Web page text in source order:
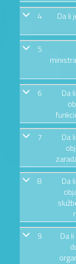
4
Da li
5
6
Da
7
Da
8
Da
9
Da